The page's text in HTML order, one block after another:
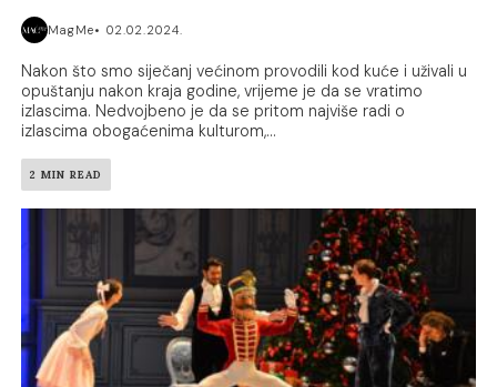
MagMe 02.02.2024.
Nakon što smo siječanj većinom provodili kod kuće i uživali u
opuštanju nakon kraja godine, vrijeme je da se vratimo
izlascima. Nedvojbeno je da se pritom najviše radi o
izlascima obogaćenima kulturom,...
2 MIN READ